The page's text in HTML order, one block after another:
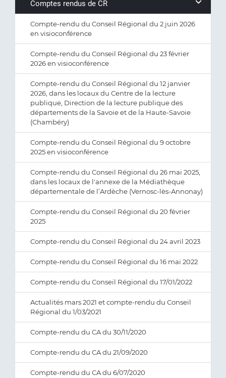
Comptes rendus de CR
Compte-rendu du Conseil Régional du 2 juin 2026
en visioconférence
Compte-rendu du Conseil Régional du 23 février
2026 en visioconférence
Compte-rendu du Conseil Régional du 12 janvier
2026, dans les locaux du Centre de la lecture
publique, Direction de la lecture publique des
départements de la Savoie et de la Haute-Savoie
(Chambéry)
Compte-rendu du Conseil Régional du 9 octobre
2025 en visioconférence
Compte-rendu du Conseil Régional du 26 mai 2025,
dans les locaux de l'annexe de la Médiathèque
départementale de l’Ardèche (Vernosc-lès-Annonay)
Compte-rendu du Conseil Régional du 20 février
2025
Compte-rendu du Conseil Régional du 24 avril 2023
Compte-rendu du Conseil Régional du 16 mai 2022
Compte-rendu du Conseil Régional du 17/01/2022
Actualités mars 2021 et compte-rendu du Conseil
Régional du 1/03/2021
Compte-rendu du CA du 30/11/2020
Compte-rendu du CA du 21/09/2020
Compte-rendu du CA du 6/07/2020